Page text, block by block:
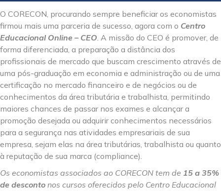
O CORECON, procurando sempre beneficiar os economistas
firmou mais uma parceria de sucesso, agora com o Centro
Educacional Online – CEO. A missão do CEO é promover, de
forma diferenciada, a preparação a distância dos
profissionais de mercado que buscam crescimento através de
uma pós-graduação em economia e administração ou de uma
certificação no mercado financeiro e de negócios ou de
conhecimentos da área tributária e trabalhista, permitindo
maiores chances de passar nos exames e alcançar a
promoção desejada ou adquirir conhecimentos necessários
para a segurança nas atividades empresariais de sua
empresa, sejam elas na área tributárias, trabalhista ou quanto
à reputação de sua marca (compliance).
Os economistas associados ao CORECON tem de 15 a 35%
de desconto nos cursos oferecidos pelo Centro Educacional